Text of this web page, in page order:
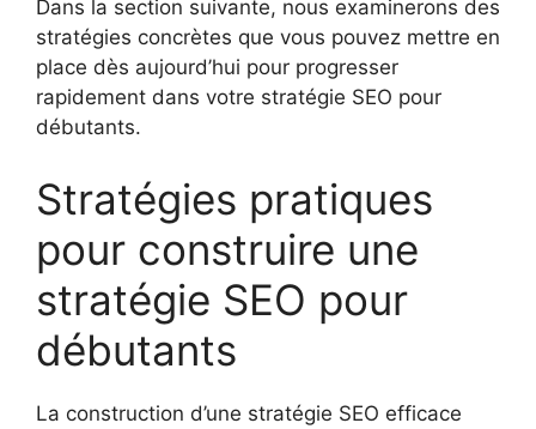
Dans la section suivante, nous examinerons des
stratégies concrètes que vous pouvez mettre en
place dès aujourd’hui pour progresser
rapidement dans votre stratégie SEO pour
débutants.
Stratégies pratiques
pour construire une
stratégie SEO pour
débutants
La construction d’une stratégie SEO efficace